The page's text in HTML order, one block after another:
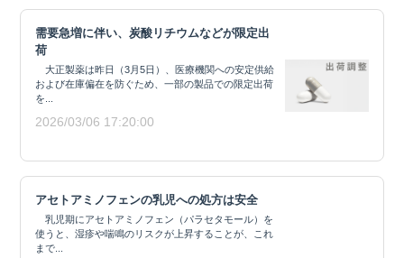
需要急増に伴い、炭酸リチウムなどが限定出
荷
大正製薬は昨日（3月5日）、医療機関への安定供給
および在庫偏在を防ぐため、一部の製品での限定出荷
を...
2026/03/06 17:20:00
アセトアミノフェンの乳児への処方は安全
乳児期にアセトアミノフェン（パラセタモール）を
使うと、湿疹や喘鳴のリスクが上昇することが、これ
まで...